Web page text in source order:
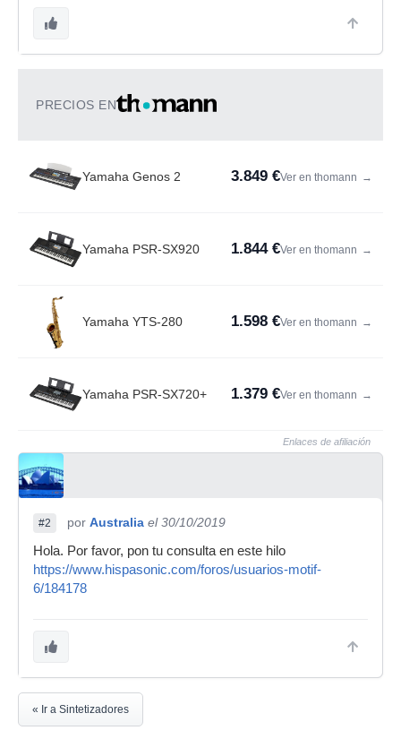
PRECIOS EN
Yamaha Genos 2 3.849 €Ver en thomann →
Yamaha PSR-SX920 1.844 €Ver en thomann →
Yamaha YTS-280 1.598 €Ver en thomann →
Yamaha PSR-SX720+ 1.379 €Ver en thomann →
Enlaces de afiliación
#2 por Australia el 30/10/2019
Hola. Por favor, pon tu consulta en este hilo
https://www.hispasonic.com/foros/usuarios-motif-
6/184178
« Ir a Sintetizadores